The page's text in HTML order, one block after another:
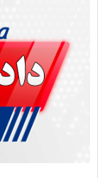
ترمینال خبری
سایر لینک‌ها